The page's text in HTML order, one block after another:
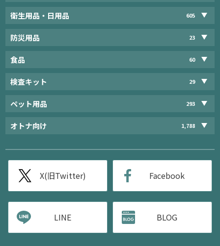
衛生用品・日用品 605
防災用品 23
食品 60
検査キット 29
ペット用品 293
オトナ向け 1,788
X(旧Twitter) Facebook
LINE BLOG